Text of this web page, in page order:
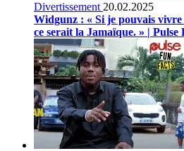
Divertissement 20.02.2025
Widgunz : « Si je pouvais
ce serait la Jamaïque. » | Pulse